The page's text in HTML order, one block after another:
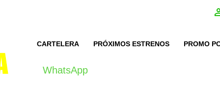
CARTELERA PRÓXIMOS ESTRENOS PROMO
WhatsApp